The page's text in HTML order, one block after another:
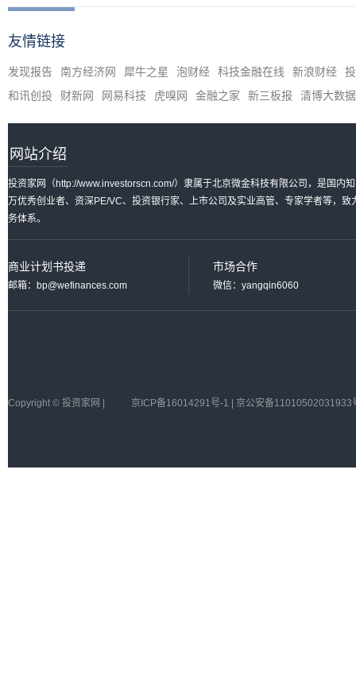
友情链接
发现报告 南方经济网 犀牛之星 泡财经 科技金融在线 新浪财经
和讯创投
财新网 网易科技 虎嗅网 金融之家 新三板报 清博大数据
网站介绍
投资家网（http://www.investorscn.com/）隶属于北京微金科技有限公司，是国内
万优秀创业者、资深PE/VC、投资银行家、上市公司及实业高管、专家学者等，
务体系。
商业计划书投递
邮箱：bp@wefinances.com
市场合作
微信：yangqin6060
Copyright © 投资家网 | 京ICP备16014291号-1 | 京公安备11010502031933